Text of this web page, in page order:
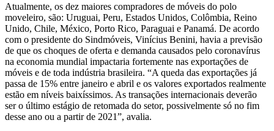
Atualmente, os dez maiores compradores de móveis do polo
moveleiro, são: Uruguai, Peru, Estados Unidos, Colômbia, Reino
Unido, Chile, México, Porto Rico, Paraguai e Panamá. De acordo
com o presidente do Sindmóveis, Vinícius Benini, havia a previsão
de que os choques de oferta e demanda causados pelo coronavírus
na economia mundial impactaria fortemente nas exportações de
móveis e de toda indústria brasileira. “A queda das exportações já
passa de 15% entre janeiro e abril e os valores exportados realmente
estão em níveis baixíssimos. As transações internacionais deverão
ser o último estágio de retomada do setor, possivelmente só no fim
desse ano ou a partir de 2021”, avalia.